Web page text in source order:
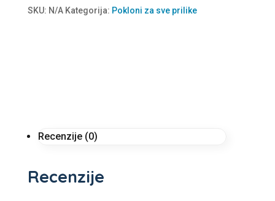
Healthy
SKU: N/A Kategorija: Pokloni za sve prilike
Recenzije (0)
Recenzije